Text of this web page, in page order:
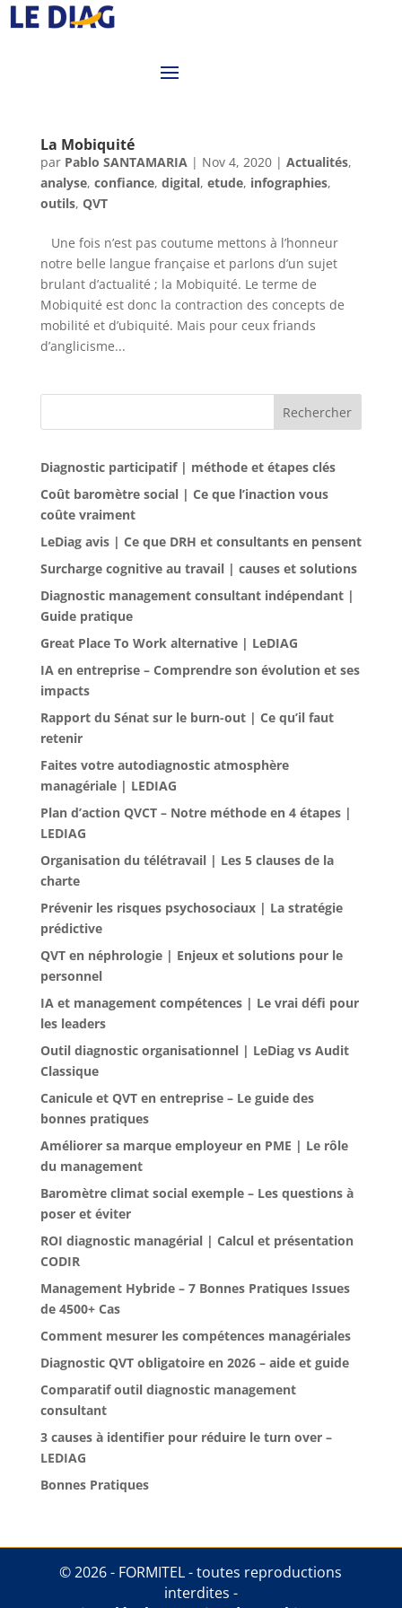
La Mobiquité
par Pablo SANTAMARIA| Nov 4, 2020| Actualités,
analyse, confiance, digital, etude, infographies,
outils, QVT
Une fois n’est pas coutume mettons à l’honneur
notre belle langue française et parlons d’un sujet
brulant d’actualité ; la Mobiquité. Le terme de
Mobiquité est donc la contraction des concepts de
mobilité et d’ubiquité. Mais pour ceux friands
d’anglicisme...
Rechercher
Diagnostic participatif | méthode et étapes clés
Coût baromètre social | Ce que l’inaction vous
coûte vraiment
LeDiag avis | Ce que DRH et consultants en pensent
Surcharge cognitive au travail | causes et solutions
Diagnostic management consultant indépendant |
Guide pratique
Great Place To Work alternative | LeDIAG
IA en entreprise – Comprendre son évolution et ses
impacts
Rapport du Sénat sur le burn-out | Ce qu’il faut
retenir
Faites votre autodiagnostic atmosphère
managériale | LEDIAG
Plan d’action QVCT – Notre méthode en 4 étapes |
LEDIAG
Organisation du télétravail | Les 5 clauses de la
charte
Prévenir les risques psychosociaux | La stratégie
prédictive
QVT en néphrologie | Enjeux et solutions pour le
personnel
IA et management compétences | Le vrai défi pour
les leaders
Outil diagnostic organisationnel | LeDiag vs Audit
Classique
Canicule et QVT en entreprise – Le guide des
bonnes pratiques
Améliorer sa marque employeur en PME | Le rôle
du management
Baromètre climat social exemple – Les questions à
poser et éviter
ROI diagnostic managérial | Calcul et présentation
CODIR
Management Hybride – 7 Bonnes Pratiques Issues
de 4500+ Cas
Comment mesurer les compétences managériales
Diagnostic QVT obligatoire en 2026 – aide et guide
Comparatif outil diagnostic management
consultant
3 causes à identifier pour réduire le turn over –
LEDIAG
Bonnes Pratiques
© 2026 - FORMITEL - toutes reproductions
interdites -